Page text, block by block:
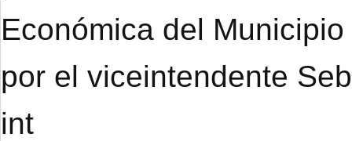
Económica del
por el viceintendente
int